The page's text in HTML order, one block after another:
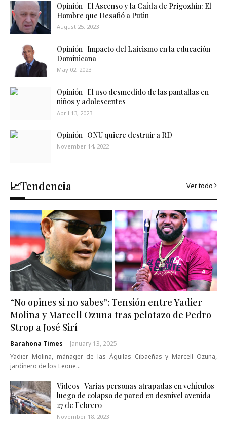
Opinión | El Ascenso y la Caída de Prigozhin: El
Hombre que Desafió a Putin
August 25, 2023
Opinión | Impacto del Laicismo en la educación
Dominicana
May 02, 2023
Opinión | El uso desmedido de las pantallas en
niños y adolescentes
April 13, 2023
Opinión | ONU quiere destruir a RD
November 14, 2022
📈Tendencia Ver todo
“No opines si no sabes”: Tensión entre Yadier
Molina y Marcell Ozuna tras pelotazo de Pedro
Strop a José Sirí
Barahona Times - January 13, 2025
Yadier Molina, mánager de las Águilas Cibaeñas y Marcell Ozuna,
jardinero de los Leone…
Videos | Varias personas atrapadas en vehículos
luego de colapso de pared en desnivel avenida
27 de Febrero
November 18, 2023